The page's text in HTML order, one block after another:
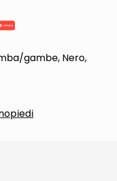
gambe, Nero,